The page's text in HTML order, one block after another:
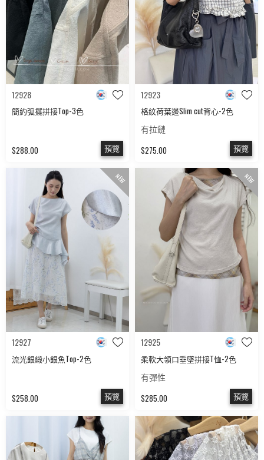
12928
簡約弧擺拼接Top-3色
$288.00 預覽
12923
格紋荷葉邊Slim cut背心-2色
有拉鏈
$275.00 預覽
NEW
12927
流光銀緞小銀魚Top-2色
$258.00 預覽
NEW
12925
柔軟大領口垂墜拼接T恤-2色
有彈性
$285.00 預覽